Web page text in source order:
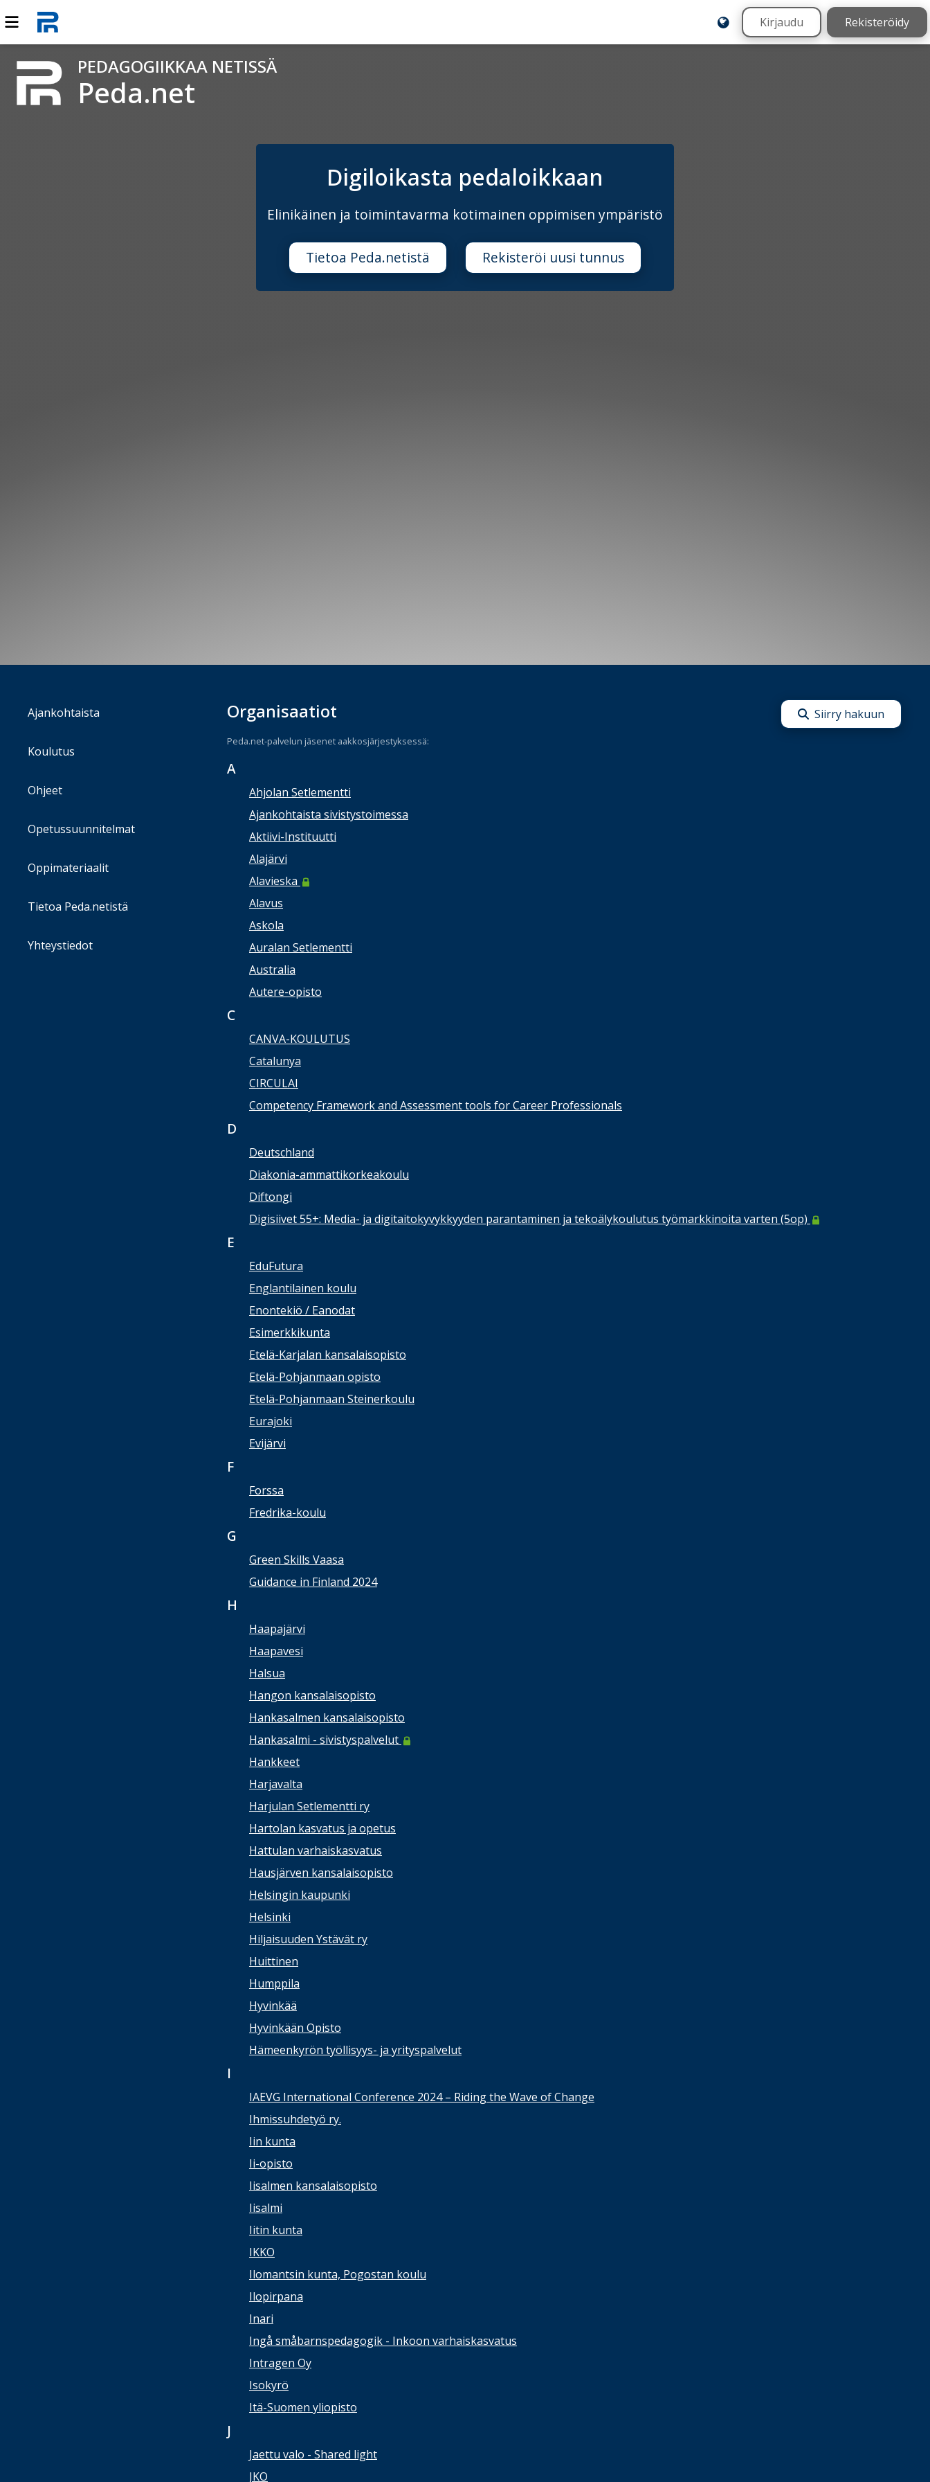
Kirjaudu Rekisteröidy
PEDAGOGIIKKAA NETISSÄ
Peda.net
Digiloikasta pedaloikkaan
Elinikäinen ja toimintavarma kotimainen oppimisen ympäristö
Tietoa Peda.netistä Rekisteröi uusi tunnus
Siirry hakuun
Organisaatiot
Peda.net-palvelun jäsenet aakkosjärjestyksessä:
A
Ahjolan Setlementti
Ajankohtaista sivistystoimessa
Aktiivi-Instituutti
Alajärvi
Alavieska
Alavus
Askola
Auralan Setlementti
Australia
Autere-opisto
C
CANVA-KOULUTUS
Catalunya
CIRCULAI
Competency Framework and Assessment tools for Career Professionals
D
Deutschland
Diakonia-ammattikorkeakoulu
Diftongi
Digisiivet 55+: Media- ja digitaitokyvykkyyden parantaminen ja tekoälykoulutus työmarkkinoita varten (5op)
E
EduFutura
Englantilainen koulu
Enontekiö / Eanodat
Esimerkkikunta
Etelä-Karjalan kansalaisopisto
Etelä-Pohjanmaan opisto
Etelä-Pohjanmaan Steinerkoulu
Eurajoki
Evijärvi
F
Forssa
Fredrika-koulu
G
Green Skills Vaasa
Guidance in Finland 2024
H
Haapajärvi
Haapavesi
Halsua
Hangon kansalaisopisto
Hankasalmen kansalaisopisto
Hankasalmi - sivistyspalvelut
Hankkeet
Harjavalta
Harjulan Setlementti ry
Hartolan kasvatus ja opetus
Hattulan varhaiskasvatus
Hausjärven kansalaisopisto
Helsingin kaupunki
Helsinki
Hiljaisuuden Ystävät ry
Huittinen
Humppila
Hyvinkää
Hyvinkään Opisto
Hämeenkyrön työllisyys- ja yrityspalvelut
I
IAEVG International Conference 2024 – Riding the Wave of Change
Ihmissuhdetyö ry.
Iin kunta
Ii-opisto
Iisalmen kansalaisopisto
Iisalmi
Iitin kunta
IKKO
Ilomantsin kunta, Pogostan koulu
Ilopirpana
Inari
Ingå småbarnspedagogik - Inkoon varhaiskasvatus
Intragen Oy
Isokyrö
Itä-Suomen yliopisto
J
Jaettu valo - Shared light
JKO
Ajankohtaista
Koulutus
Ohjeet
Opetussuunnitelmat
Oppimateriaalit
Tietoa Peda.netistä
Yhteystiedot